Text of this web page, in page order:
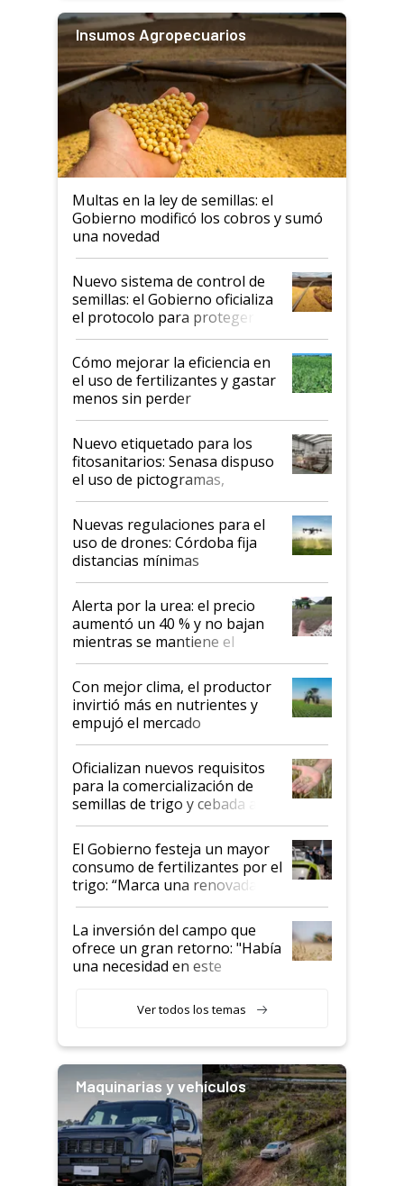
Insumos Agropecuarios
Multas en la ley de semillas: el
Gobierno modificó los cobros y sumó
una novedad
Nuevo sistema de control de
semillas: el Gobierno oficializa
el protocolo para proteger la
propiedad intelectual
Cómo mejorar la eficiencia en
el uso de fertilizantes y gastar
menos sin perder
productividad en la campaña
fina
Nuevo etiquetado para los
fitosanitarios: Senasa dispuso
el uso de pictogramas,
palabras de advertencia e
indicaciones
Nuevas regulaciones para el
uso de drones: Córdoba fija
distancias mínimas
Alerta por la urea: el precio
aumentó un 40 % y no bajan
mientras se mantiene el
conflicto en Medio Oriente
Con mejor clima, el productor
invirtió más en nutrientes y
empujó el mercado
Oficializan nuevos requisitos
para la comercialización de
semillas de trigo y cebada a
granel
El Gobierno festeja un mayor
consumo de fertilizantes por el
trigo: “Marca una renovada
confianza de los productores”
La inversión del campo que
ofrece un gran retorno: "Había
una necesidad en este
Ver todos los temas
Maquinarias y vehículos